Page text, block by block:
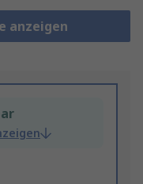
anzeigen